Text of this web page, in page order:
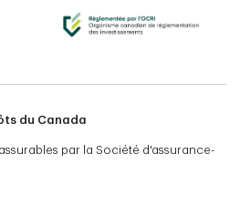
du Canada
par la Société d'assurance-